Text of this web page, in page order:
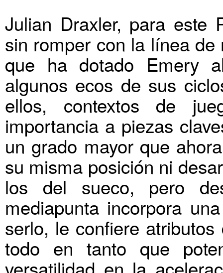
Julian Draxler, para este
sin romper con la línea
que ha dotado Emery
algunos ecos de sus
ellos, contextos de
importancia a piezas
un grado mayor que
su misma posición ni
los del sueco, pero
mediapunta incorpora
serlo, le confiere
todo en tanto que